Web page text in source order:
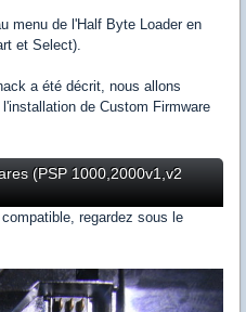
menu de l'Half Byte Loader en
et Select).
a été décrit, nous allons
de Custom Firmware
(PSP 1000,2000v1,v2
regardez sous le